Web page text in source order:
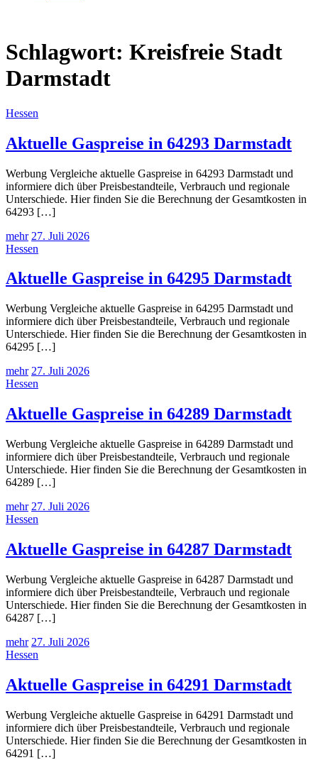
Schlagwort: Kreisfreie Stadt
Darmstadt
Hessen
Aktuelle Gaspreise in 64293 Darmstadt
Werbung Vergleiche aktuelle Gaspreise in 64293 Darmstadt und
informiere dich über Preisbestandteile, Verbrauch und regionale
Unterschiede. Hier finden Sie die Berechnung der Gesamtkosten in
64293 […]
mehr 27. Juli 2026
Hessen
Aktuelle Gaspreise in 64295 Darmstadt
Werbung Vergleiche aktuelle Gaspreise in 64295 Darmstadt und
informiere dich über Preisbestandteile, Verbrauch und regionale
Unterschiede. Hier finden Sie die Berechnung der Gesamtkosten in
64295 […]
mehr 27. Juli 2026
Hessen
Aktuelle Gaspreise in 64289 Darmstadt
Werbung Vergleiche aktuelle Gaspreise in 64289 Darmstadt und
informiere dich über Preisbestandteile, Verbrauch und regionale
Unterschiede. Hier finden Sie die Berechnung der Gesamtkosten in
64289 […]
mehr 27. Juli 2026
Hessen
Aktuelle Gaspreise in 64287 Darmstadt
Werbung Vergleiche aktuelle Gaspreise in 64287 Darmstadt und
informiere dich über Preisbestandteile, Verbrauch und regionale
Unterschiede. Hier finden Sie die Berechnung der Gesamtkosten in
64287 […]
mehr 27. Juli 2026
Hessen
Aktuelle Gaspreise in 64291 Darmstadt
Werbung Vergleiche aktuelle Gaspreise in 64291 Darmstadt und
informiere dich über Preisbestandteile, Verbrauch und regionale
Unterschiede. Hier finden Sie die Berechnung der Gesamtkosten in
64291 […]